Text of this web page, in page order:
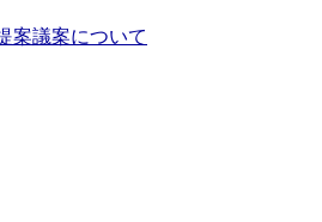
案議案について